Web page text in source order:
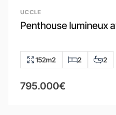
UCCLE
Penthouse lumineux
152m2 2 2
795.000€